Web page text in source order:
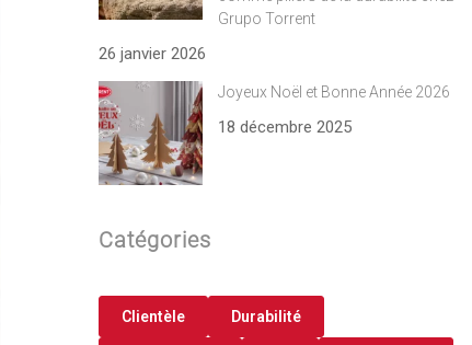
Grupo Torrent
26 janvier 2026
Joyeux Noël et Bonne Année 2026
18 décembre 2025
Catégories
Clientèle Durabilité